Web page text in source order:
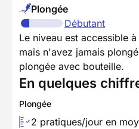
Plongée
Débutant
Le niveau est accessible
mais n'avez jamais
plongée avec bouteille.
En quelques
Plongée
2 pratiques/jour en